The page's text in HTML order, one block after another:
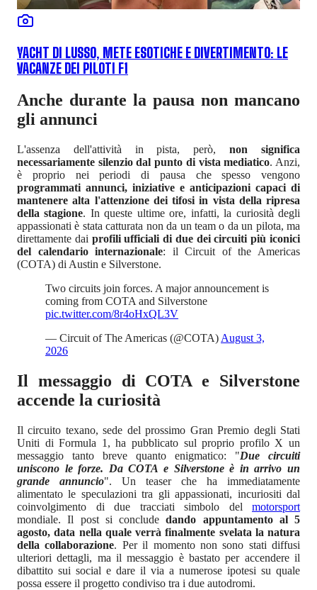
YACHT DI LUSSO, METE ESOTICHE E DIVERTIMENTO: LE
VACANZE DEI PILOTI F1
Anche durante la pausa non mancano
gli annunci
L'assenza dell'attività in pista, però,non significa
necessariamente silenzio dal punto di vista mediatico. Anzi,
è proprio nei periodi di pausa che spesso vengono
programmati annunci, iniziative e anticipazioni capaci di
mantenere alta l'attenzione dei tifosi in vista della ripresa
della stagione. In queste ultime ore, infatti, la curiosità degli
appassionati è stata catturata non da un team o da un pilota, ma
direttamente dai profili ufficiali di due dei circuiti più iconici
del calendario internazionale: il Circuit of the Americas
(COTA) di Austin e Silverstone.
Two circuits join forces. A major announcement is
coming from COTA and Silverstone
pic.twitter.com/8r4oHxQL3V
— Circuit of The Americas (@COTA) August 3,
2026
Il messaggio di COTA e Silverstone
accende la curiosità
Il circuito texano, sede del prossimo Gran Premio degli Stati
Uniti di Formula 1, ha pubblicato sul proprio profilo X un
messaggio tanto breve quanto enigmatico: "Due circuiti
uniscono le forze. Da COTA e Silverstone è in arrivo un
grande annuncio". Un teaser che ha immediatamente
alimentato le speculazioni tra gli appassionati, incuriositi dal
coinvolgimento di due tracciati simbolo del motorsport
mondiale. Il post si concludedando appuntamento al 5
agosto, data nella quale verrà finalmente svelata la natura
della collaborazione. Per il momento non sono stati diffusi
ulteriori dettagli, ma il messaggio è bastato per accendere il
dibattito sui social e dare il via a numerose ipotesi su quale
possa essere il progetto condiviso tra i due autodromi.